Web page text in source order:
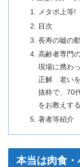
メタボ上等!
目次
長寿の嘘の
高齢者専門
現場に携わ
正解 老いを
抜粋で、70
をお教えする
著者等紹介
本当は肉食